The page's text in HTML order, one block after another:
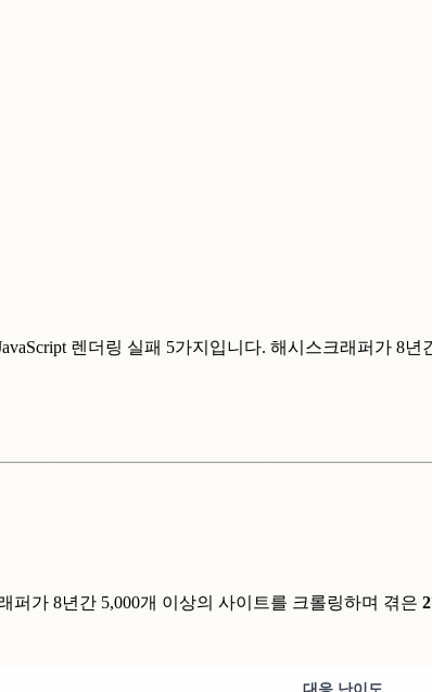
렌더링 실패 5가지입니다. 해시스크래퍼가 8년
가 8년간 5,000개 이상의 사이트를 크롤링하며 겪은